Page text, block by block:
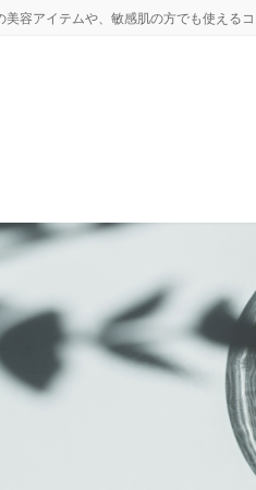
美容アイテムや、敏感肌の方でも使えるコ